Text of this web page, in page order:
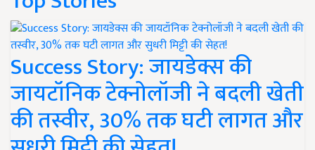
Success Story: जायडेक्स की
जायटॉनिक टेक्नोलॉजी ने बदली खेती
की तस्वीर, 30% तक घटी लागत और
सुधरी मिट्टी की सेहत!